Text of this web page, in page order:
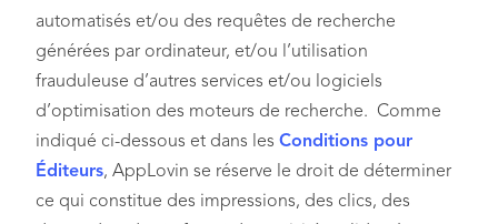
automatisés et/ou des requêtes de recherche
générées par ordinateur, et/ou l’utilisation
frauduleuse d’autres services et/ou logiciels
d’optimisation des moteurs de recherche. Comme
indiqué ci-dessous et dans les Conditions pour
Éditeurs, AppLovin se réserve le droit de déterminer
ce qui constitue des impressions, des clics, des